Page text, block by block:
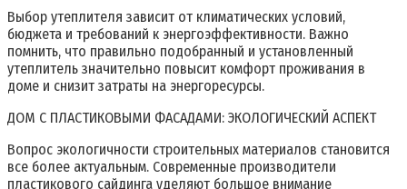
Выбор утеплителя зависит от климатических условий,
бюджета и требований к энергоэффективности. Важно
помнить, что правильно подобранный и установленный
утеплитель значительно повысит комфорт проживания в
доме и снизит затраты на энергоресурсы.
ДОМ С ПЛАСТИКОВЫМИ ФАСАДАМИ: ЭКОЛОГИЧЕСКИЙ АСПЕКТ
Вопрос экологичности строительных материалов становится
все более актуальным. Современные производители
пластикового сайдинга уделяют большое внимание